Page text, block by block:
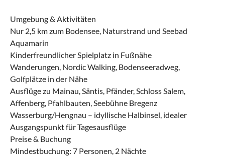
Umgebung & Aktivitäten
Nur 2,5 km zum Bodensee, Naturstrand und Seebad
Aquamarin
Kinderfreundlicher Spielplatz in Fußnähe
Wanderungen, Nordic Walking, Bodenseeradweg,
Golfplätze in der Nähe
Ausflüge zu Mainau, Säntis, Pfänder, Schloss Salem,
Affenberg, Pfahlbauten, Seebühne Bregenz
Wasserburg/Hengnau – idyllische Halbinsel, idealer
Ausgangspunkt für Tagesausflüge
Preise & Buchung
Mindestbuchung: 7 Personen, 2 Nächte